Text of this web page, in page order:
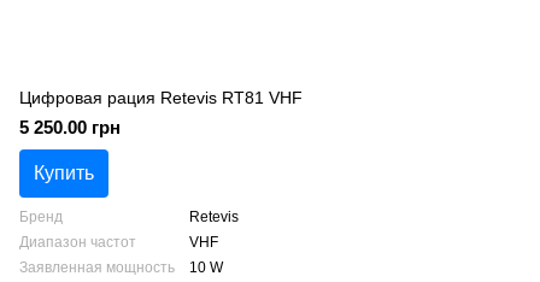
Цифровая рация Retevis RT81 VHF
5 250.00 грн
Купить
Бренд
Retevis
Диапазон частот
VHF
Заявленная мощность
10 W